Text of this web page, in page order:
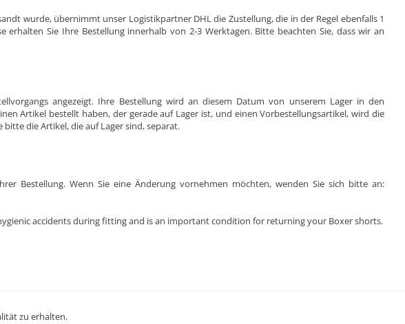
wurde, übernimmt unser Logistikpartner DHL die Zustellung, die in der Regel ebenfalls 1
Sie Ihre Bestellung innerhalb von 2-3 Werktagen. Bitte beachten Sie, dass wir an
angezeigt. Ihre Bestellung wird an diesem Datum von unserem Lager in den
Artikel bestellt haben, der gerade auf Lager ist, und einen Vorbestellungsartikel, wird die
die Artikel, die auf Lager sind, separat.
Bestellung. Wenn Sie eine Änderung vornehmen möchten, wenden Sie sich bitte an:
accidents during fitting and is an important condition for returning your Boxer shorts.
zu erhalten.